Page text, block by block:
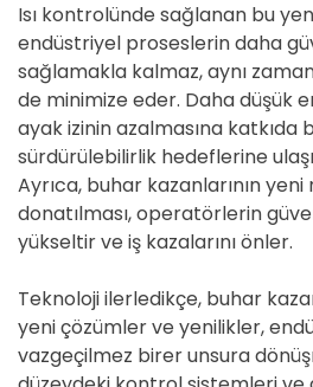
Isı kontrolünde sağlanan bu
endüstriyel proseslerin daha
sağlamakla kalmaz, aynı
de minimize eder. Daha düşük
ayak izinin azalmasına
sürdürülebilirlik hedeflerine
Ayrıca, buhar kazanlarının
donatılması, operatörlerin
yükseltir ve iş kazalarını önler.
Teknoloji ilerledikçe, buhar
yeni çözümler ve yenilikler,
vazgeçilmez birer unsura